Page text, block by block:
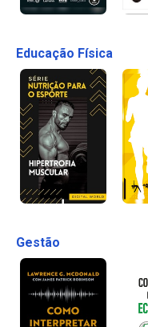
Educação Física
Gestão